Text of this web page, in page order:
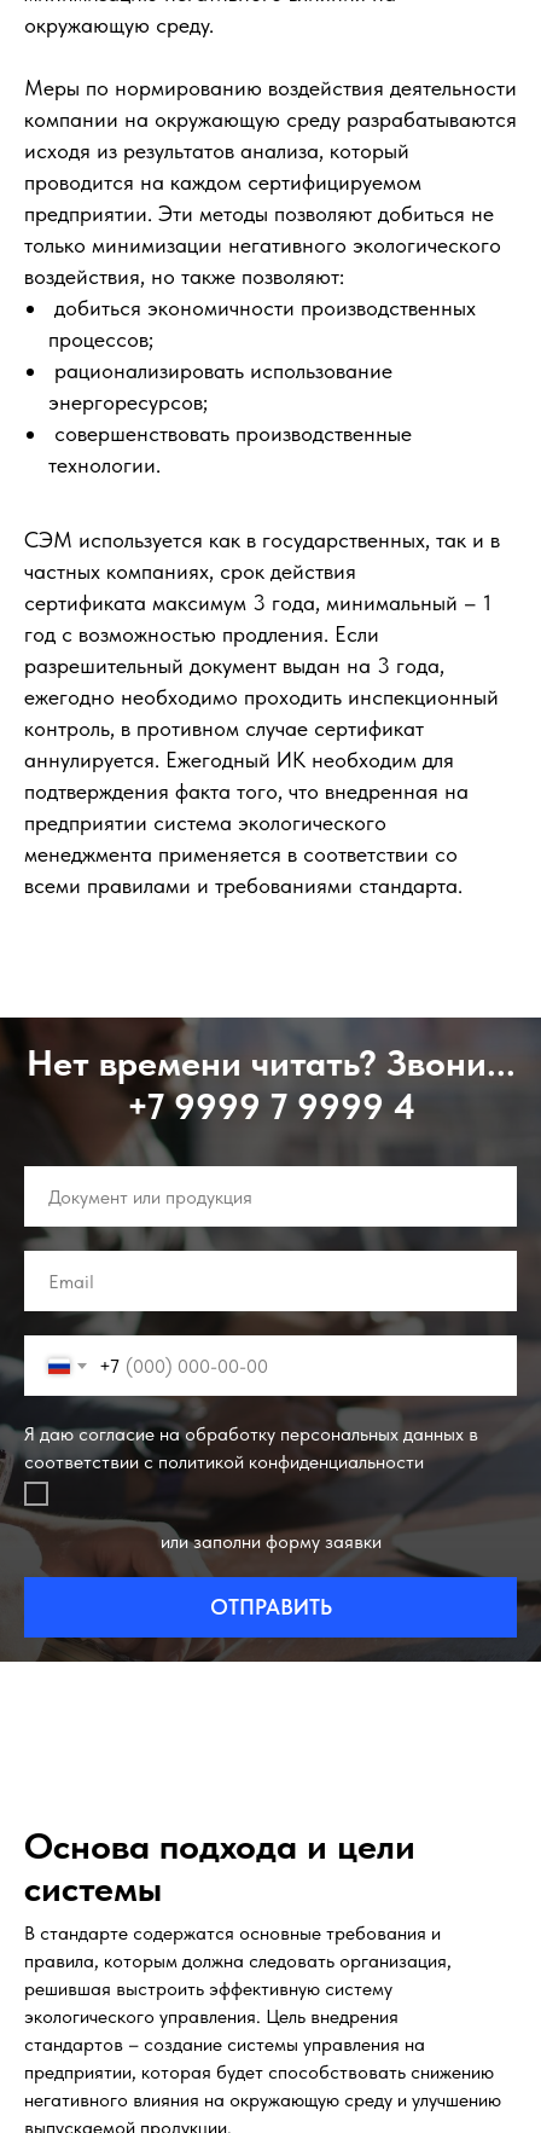
окружающую среду.
Меры по нормированию воздействия деятельности
компании на окружающую среду разрабатываются
исходя из результатов анализа, который
проводится на каждом сертифицируемом
предприятии. Эти методы позволяют добиться не
только минимизации негативного экологического
воздействия, но также позволяют:
добиться экономичности производственных
процессов;
рационализировать использование
энергоресурсов;
совершенствовать производственные
технологии.
СЭМ используется как в государственных, так и в
частных компаниях, срок действия
сертификата максимум 3 года, минимальный – 1
год с возможностью продления. Если
разрешительный документ выдан на 3 года,
ежегодно необходимо проходить инспекционный
контроль, в противном случае сертификат
аннулируется. Ежегодный ИК необходим для
подтверждения факта того, что внедренная на
предприятии система экологического
менеджмента применяется в соответствии со
всеми правилами и требованиями стандарта.
Нет времени читать? Звони...
+7 9999 7 9999 4
+7
Я даю согласие на обработку персональных данных в
соответствии с политикой конфиденциальности
или заполни форму заявки
ОТПРАВИТЬ
Основа подхода и цели
системы
В стандарте содержатся основные требования и
правила, которым должна следовать организация,
решившая выстроить эффективную систему
экологического управления. Цель внедрения
стандартов – создание системы управления на
предприятии, которая будет способствовать снижению
негативного влияния на окружающую среду и улучшению
выпускаемой продукции.